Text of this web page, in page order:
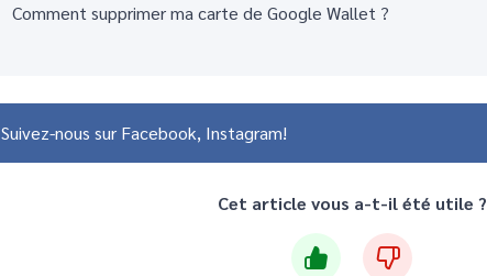
Comment supprimer ma carte de Google Wallet ?
Suivez-nous sur Facebook Instagram
Cet article vous a-t-il été utile ?